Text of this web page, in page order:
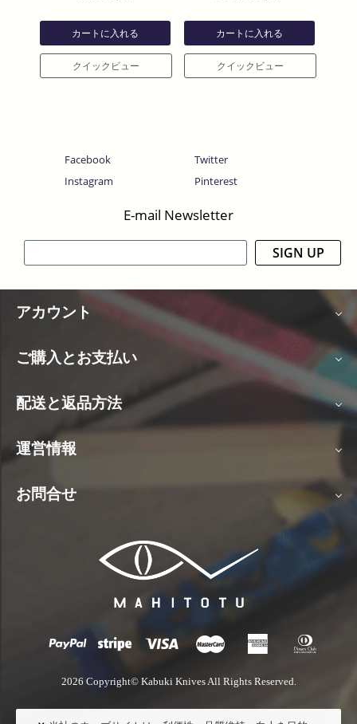
カートに入れる
クイックビュー
カートに入れる
クイックビュー
E-mail Newsletter
SIGN UP
Facebook
Twitter
Instagram
Pinterest
アカウント
ご購入とお支払い
配送と返品方法
運営情報
お問合せ
2026 Copyright© Kabuki Knives All Rights Reserved.